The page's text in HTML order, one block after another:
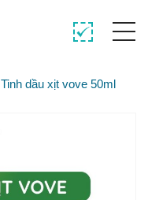
Tinh dầu xịt vove 50ml